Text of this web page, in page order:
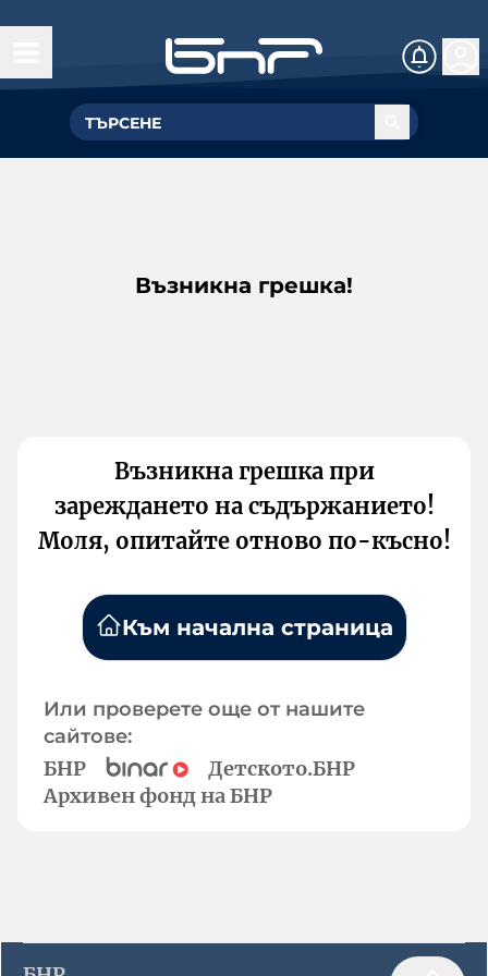
Възникна грешка!
Възникна грешка при
зареждането на съдържанието!
Моля, опитайте отново по-късно!
Към начална страница
Или проверете още от нашите
сайтове:
БНР
Детското.БНР
Архивен фонд на БНР